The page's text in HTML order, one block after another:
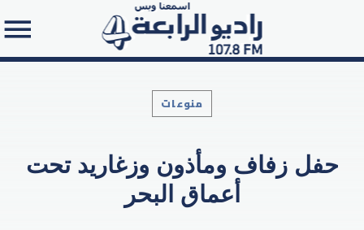
Search in the website:
منوعات
حفل زفاف ومأذون وزغاريد تحت
أعماق البحر